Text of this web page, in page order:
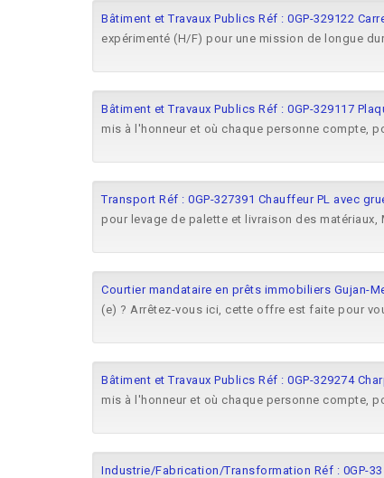
Bâtiment et Travaux Publics Réf : 0GP-329122
expérimenté (H/F) pour une mission de longue
Bâtiment et Travaux Publics Réf : 0GP-329117
mis à l'honneur et où chaque personne compte,
Transport Réf : 0GP-327391 Chauffeur PL avec
pour levage de palette et livraison des
Courtier mandataire en prêts immobiliers Gujan-
(e) ? Arrêtez-vous ici, cette offre est faite pour
Bâtiment et Travaux Publics Réf : 0GP-329274
mis à l'honneur et où chaque personne compte,
Industrie/Fabrication/Transformation Réf : 0GP-